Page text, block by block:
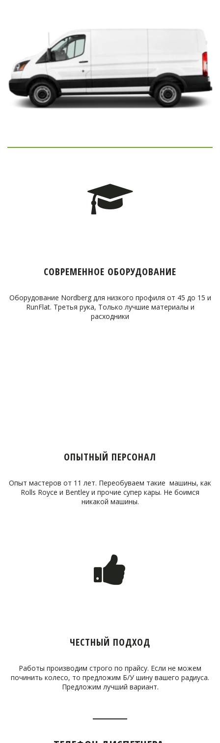
СОВРЕМЕННОЕ ОБОРУДОВАНИЕ
Оборудование Nordberg для низкого профиля от 45 до 15 и
RunFlat. Третья рука, Только лучшие материалы и
расходники
ОПЫТНЫЙ ПЕРСОНАЛ
Опыт мастеров от 11 лет. Переобуваем такие машины, как
Rolls Royce и Bentley и прочие супер кары. Не боимся
никакой машины.
ЧЕСТНЫЙ ПОДХОД
Работы производим строго по прайсу. Если не можем
починить колесо, то предложим Б/У шину вашего радиуса.
Предложим лучший вариант.